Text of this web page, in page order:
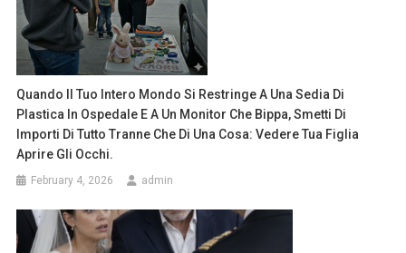
Quando Il Tuo Intero Mondo Si Restringe A Una Sedia Di
Plastica In Ospedale E A Un Monitor Che Bippa, Smetti Di
Importi Di Tutto Tranne Che Di Una Cosa: Vedere Tua Figlia
Aprire Gli Occhi.
February 4, 2026 admin